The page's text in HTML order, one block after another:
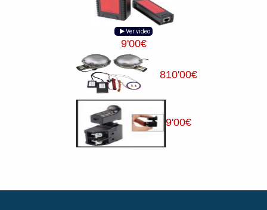
Ver video
9'00€
810'00€
9'00€